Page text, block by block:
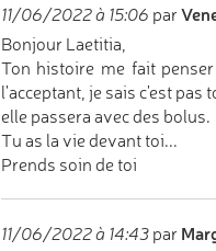
11/06/2022 à 15:06 par
Bonjour Laetitia,
Ton histoire me fait
l'acceptant, je sais c'est
elle passera avec des bolus.
Tu as la vie devant toi...
Prends soin de toi
11/06/2022 à 14:43par